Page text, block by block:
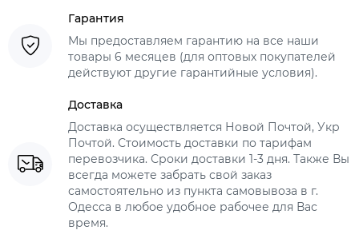
Гарантия
Мы предоставляем гарантию на все наши
товары 6 месяцев (для оптовых покупателей
действуют другие гарантийные условия).
Доставка
Доставка осуществляется Новой Почтой, Укр
Почтой. Стоимость доставки по тарифам
перевозчика. Сроки доставки 1-3 дня. Также Вы
всегда можете забрать свой заказ
самостоятельно из пункта самовывоза в г.
Одесса в любое удобное рабочее для Вас
время.